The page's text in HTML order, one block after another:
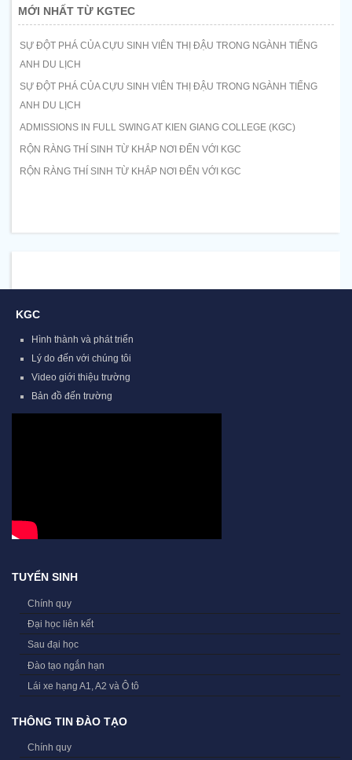
MỚI NHẤT TỪ KGTEC
SỰ ĐỘT PHÁ CỦA CỰU SINH VIÊN THỊ ĐẬU TRONG NGÀNH TIẾNG
ANH DU LỊCH
SỰ ĐỘT PHÁ CỦA CỰU SINH VIÊN THỊ ĐẬU TRONG NGÀNH TIẾNG
ANH DU LỊCH
ADMISSIONS IN FULL SWING AT KIEN GIANG COLLEGE (KGC)
RỘN RÀNG THÍ SINH TỪ KHẮP NƠI ĐẾN VỚI KGC
RỘN RÀNG THÍ SINH TỪ KHẮP NƠI ĐẾN VỚI KGC
KGC
Hình thành và phát triển
Lý do đến với chúng tôi
Video giới thiệu trường
Bản đồ đến trường
TUYỂN SINH
Chính quy
Đại học liên kết
Sau đại học
Đào tạo ngắn hạn
Lái xe hạng A1, A2 và Ô tô
THÔNG TIN ĐÀO TẠO
Chính quy